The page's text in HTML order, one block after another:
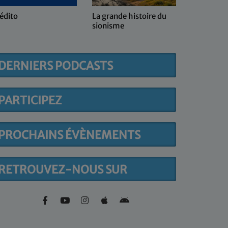
La grande histoire du
sionisme
PODCASTS
ÉVÈNEMENTS
NOUS SUR